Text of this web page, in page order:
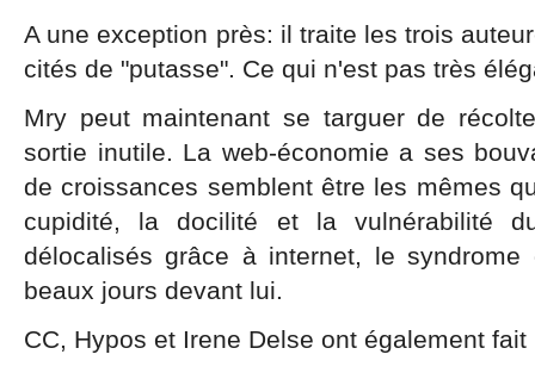
A une exception près: il traite les trois
cités de "putasse". Ce qui n'est pas très
Mry peut maintenant se targuer de
sortie inutile. La web-économie a ses
de croissances semblent être les mêmes
cupidité, la docilité et la vulnérabilité
délocalisés grâce à internet, le
beaux jours devant lui.
CC, Hypos et Irene Delse ont également